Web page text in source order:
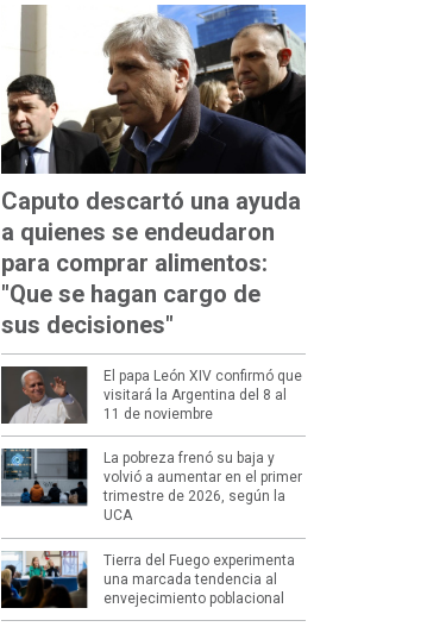
Caputo descartó una ayuda
a quienes se endeudaron
para comprar alimentos:
"Que se hagan cargo de
sus decisiones"
El papa León XIV confirmó que
visitará la Argentina del 8 al
11 de noviembre
La pobreza frenó su baja y
volvió a aumentar en el primer
trimestre de 2026, según la
UCA
Tierra del Fuego experimenta
una marcada tendencia al
envejecimiento poblacional